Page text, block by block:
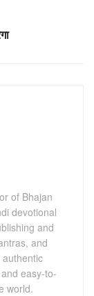
of Bhajan
devotional
and
and
easy-to-
world.